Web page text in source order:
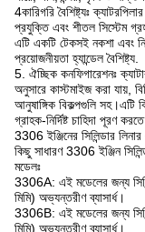
4কারিগরি বৈশিষ্ট্যঃ
প্রযুক্তি এবং শীতল সিস্টেম
এটি একটি টেকসই নকশা এবং
প্রয়োজনীয়তা হ্যান্ডেল বৈশিষ্ট্য.
5. ঐচ্ছিক কনফিগারেশনঃ
অনুসারে কাস্টমাইজ করা যায়,
আনুষাঙ্গিক বিকল্পগুলি সহ।এটি
গ্রাহক-নির্দিষ্ট চাহিদা পূরণ করতে
3306 ইঞ্জিনের সিলিন্ডার
কিছু সাধারণ 3306 ইঞ্জিন
মডেলঃ
3306A: এই মডেলের জন্য
মিমি) অভ্যন্তরীণ ব্যাসার্ধ।
3306B: এই মডেলের জন্য
মিমি) অভ্যন্তরীণ ব্যাসার্ধ।